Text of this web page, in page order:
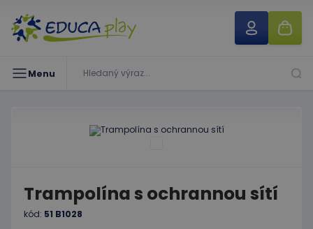
Menu
Trampolína s ochrannou sítí
kód: 51 B1028